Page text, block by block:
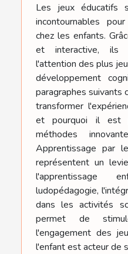
Les jeux éducatifs
incontournables
chez les enfants.
et interactive, ils
l'attention des plus
développement
paragraphes suivants
transformer
et pourquoi il est
méthodes
Apprentissage par
représentent un
ludopédagogie,
dans les activités
permet de
l'engagement des
l'enfant est acteur de